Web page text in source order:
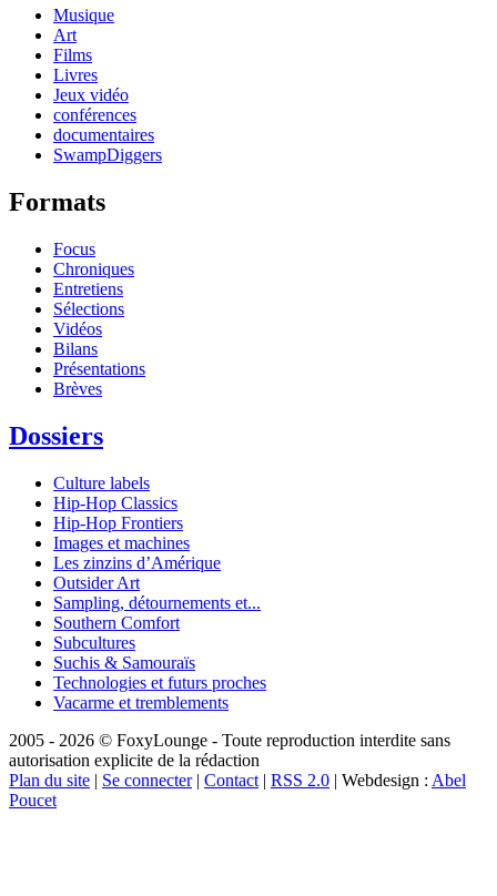
Musique
Art
Films
Livres
Jeux vidéo
conférences
documentaires
SwampDiggers
Formats
Focus
Chroniques
Entretiens
Sélections
Vidéos
Bilans
Présentations
Brèves
Dossiers
Culture labels
Hip-Hop Classics
Hip-Hop Frontiers
Images et machines
Les zinzins d’Amérique
Outsider Art
Sampling, détournements et...
Southern Comfort
Subcultures
Suchis & Samouraïs
Technologies et futurs proches
Vacarme et tremblements
2005 - 2026 © FoxyLounge - Toute reproduction interdite sans
autorisation explicite de la rédaction
Plan du site | Se connecter| Contact | RSS 2.0 | Webdesign : Abel
Poucet